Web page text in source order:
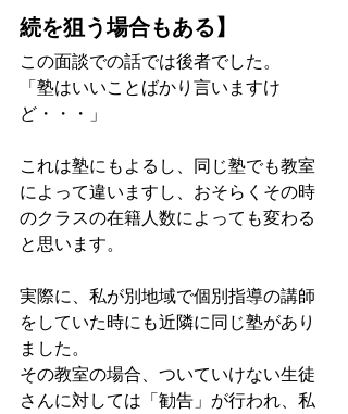
続を狙う場合もある】
この面談での話では後者でした。
「塾はいいことばかり言いますけ
ど・・・」
これは塾にもよるし、同じ塾でも教室
によって違いますし、おそらくその時
のクラスの在籍人数によっても変わる
と思います。
実際に、私が別地域で個別指導の講師
をしていた時にも近隣に同じ塾があり
ました。
その教室の場合、ついていけない生徒
さんに対しては「勧告」が行われ、私